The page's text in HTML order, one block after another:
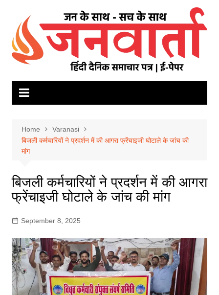
content
Home
Varanasi
बिजली कर्मचारियों ने प्रदर्शन में की आगरा फ्रेंचाइजी घोटाले के जांच की
मांग
बिजली कर्मचारियों ने प्रदर्शन में की आगरा
फ्रेंचाइजी घोटाले के जांच की मांग
September 8, 2025